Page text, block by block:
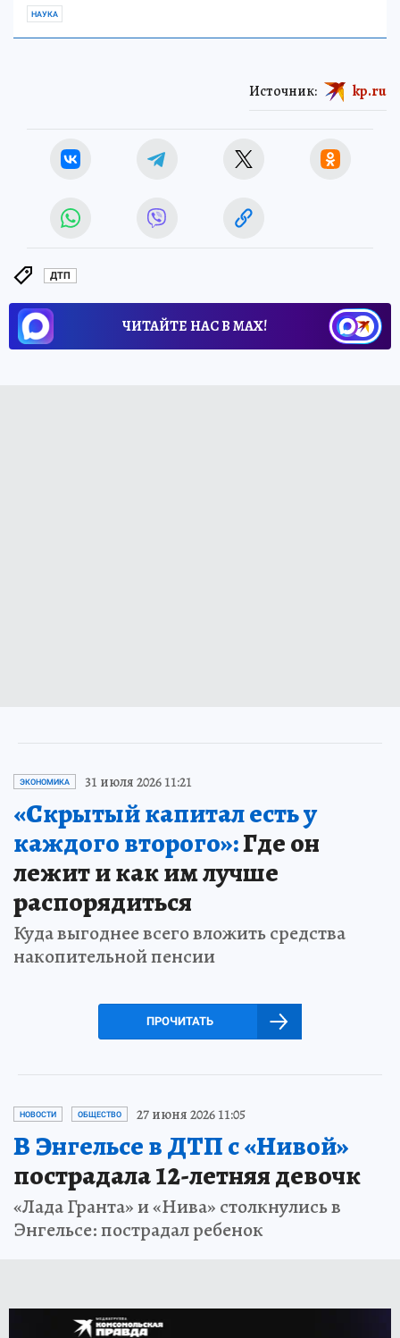
НАУКА
Источник: kp.ru
ДТП
ЧИТАЙТЕ НАС В МАХ!
ЭКОНОМИКА 31 июля 2026 11:21
«Скрытый капитал есть у
каждого второго»:Где он
лежит и как им лучше
распорядиться
Куда выгоднее всего вложить средства
накопительной пенсии
ПРОЧИТАТЬ
НОВОСТИ ОБЩЕСТВО 27 июня 2026 11:05
В Энгельсе в ДТП с «Нивой»
пострадала 12-летняя девочк
«Лада Гранта» и «Нива» столкнулись в
Энгельсе: пострадал ребенок